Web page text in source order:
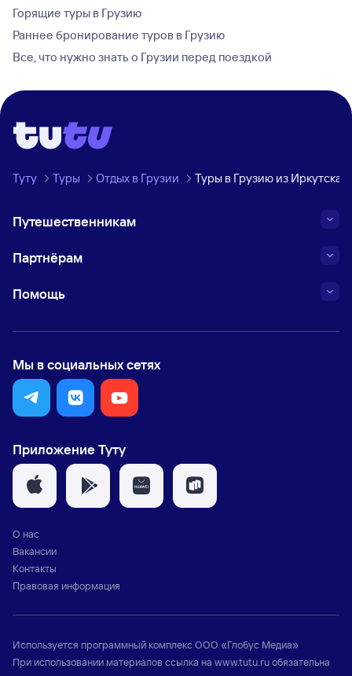
Горящие туры в Грузию
Раннее бронирование туров в Грузию
Все, что нужно знать о Грузии перед поездкой
Туту Туры Отдых в Грузии Туры в Грузию из Иркутска
Путешественникам
Партнёрам
Помощь
Мы в социальных сетях
Приложение Туту
О нас
Вакансии
Контакты
Правовая информация
Используется программный комплексООО «Глобус Медиа»
При использовании материалов ссылка на www.tutu.ruобязательна